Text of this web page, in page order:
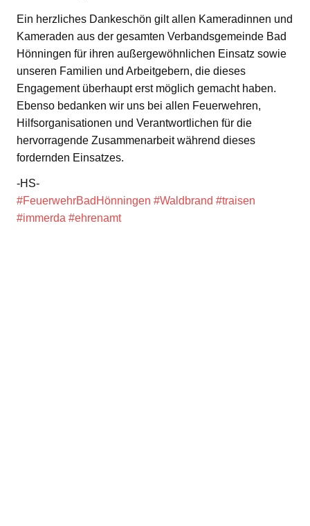
Ein herzliches Dankeschön gilt allen Kameradinnen und
Kameraden aus der gesamten Verbandsgemeinde Bad
Hönningen für ihren außergewöhnlichen Einsatz sowie
unseren Familien und Arbeitgebern, die dieses
Engagement überhaupt erst möglich gemacht haben.
Ebenso bedanken wir uns bei allen Feuerwehren,
Hilfsorganisationen und Verantwortlichen für die
hervorragende Zusammenarbeit während dieses
fordernden Einsatzes.
-HS-
#FeuerwehrBadHönningen #Waldbrand #traisen
#immerda #ehrenamt